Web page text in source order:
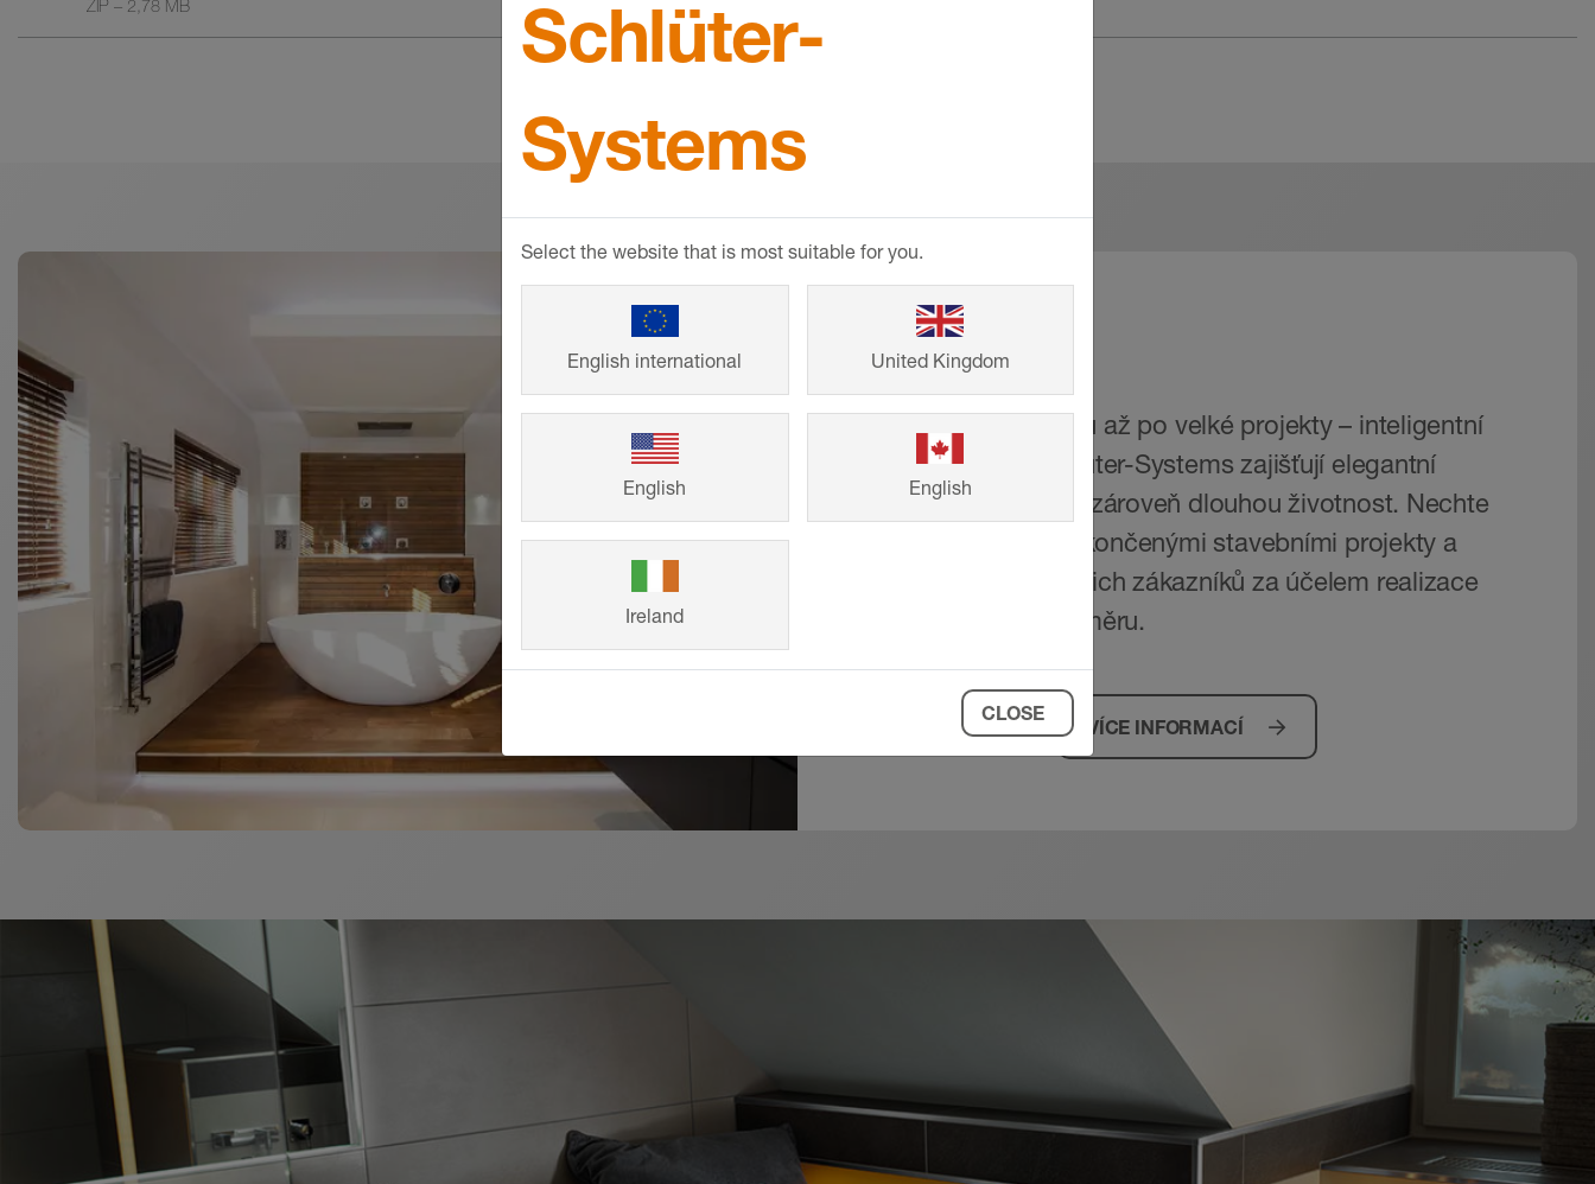
ZIP – 2,78 MB
Reference
Od rodinných domů až po velké projekty – inteligentní
řešení značky Schlüter-Systems zajišťují elegantní
designové řešení a zároveň dlouhou životnost. Nechte
se inspirovat již dokončenými stavebními projekty a
rekonstrukcemi našich zákazníků za účelem realizace
svého vlastního záměru.
VÍCE INFORMACÍ
Schlüter-
Systems
Select the website that is most suitable for you.
English international United Kingdom
English English
Ireland
CLOSE